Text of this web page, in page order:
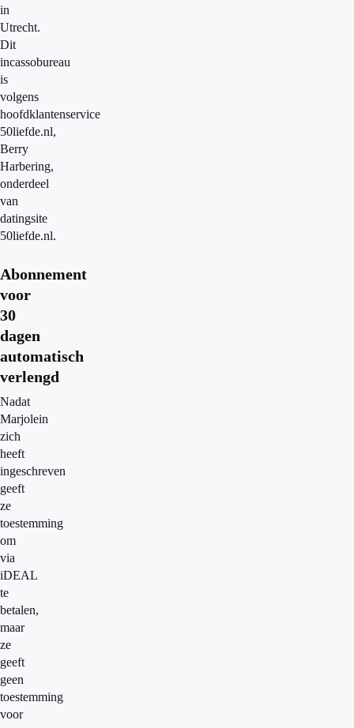
in
Utrecht.
Dit
incassobureau
is
volgens
hoofdklantenservice
50liefde.nl,
Berry
Harbering,
onderdeel
van
datingsite
50liefde.nl.
Abonnement
voor
30
dagen
automatisch
verlengd
Nadat
Marjolein
zich
heeft
ingeschreven
geeft
ze
toestemming
om
via
iDEAL
te
betalen,
maar
ze
geeft
geen
toestemming
voor